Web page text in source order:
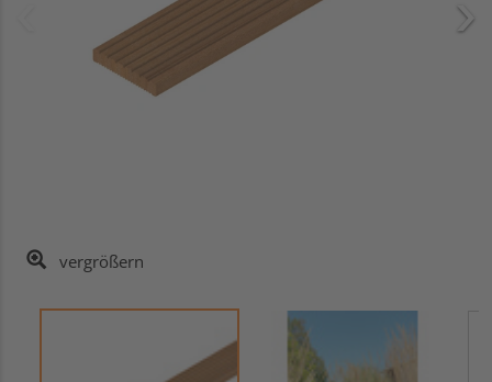
vergrößern